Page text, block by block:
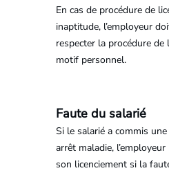
En cas de procédure de
inaptitude, l’employeur
respecter la procédure de
motif personnel.
Faute du salarié
Si le salarié a commis
arrêt maladie,
son licenciement si la